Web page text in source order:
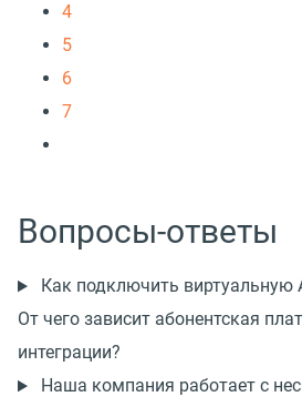
4
5
6
7
Вопросы-ответы
Как подключить виртуальную
От чего зависит абонентская
интеграции?
Наша компания работает с